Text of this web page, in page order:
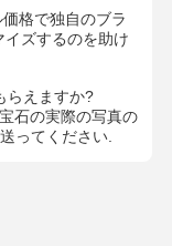
格で独自のブラ
ズするのを助け
らえますか?
石の実際の写真の
ってください.